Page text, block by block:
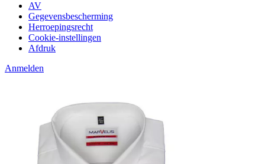
AV
Gegevensbescherming
Herroepingsrecht
Cookie-instellingen
Afdruk
Anmelden